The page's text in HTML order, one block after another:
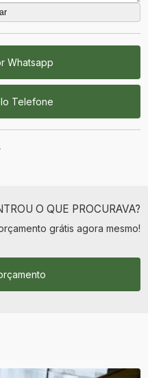
Whatsapp
Telefone
O QUE PROCURAVA?
grátis agora mesmo!